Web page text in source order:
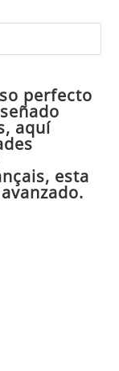
perfecto
aquí
esta